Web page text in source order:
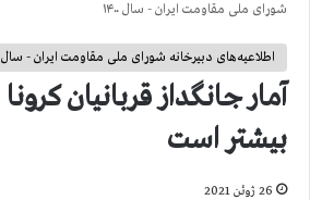
شورای ملی مقاومت ایران - سال ۱۴۰۰
اطلاعیه‌های دبیرخانه شورای ملی مقاومت ایران - سال ۱۴۰۰
بيشتر است
26 ژوئن 2021